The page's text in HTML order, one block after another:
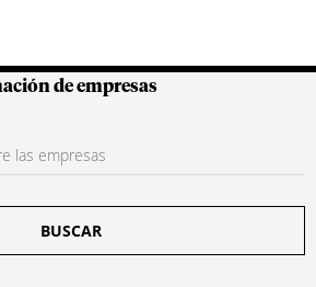
Colombianas
de empresas
BUSCAR